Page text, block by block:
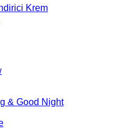
Krem
& Good Night